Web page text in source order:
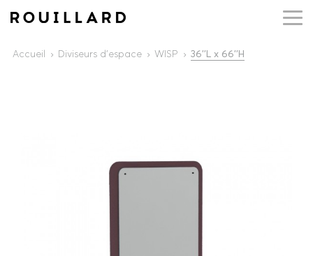
Accueil Diviseurs d'espace WISP 36''L x 66''H